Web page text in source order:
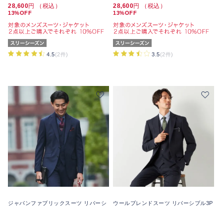
28,600円 （税込）
13%OFF
4.5(2件)
28,600円 （税込）
13%OFF
3.5(2件)
ジャパンファブリックスーツ リバーシ
ウールブレンドスーツ リバーシブル3P